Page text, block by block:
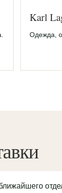
Karl
Одежда,